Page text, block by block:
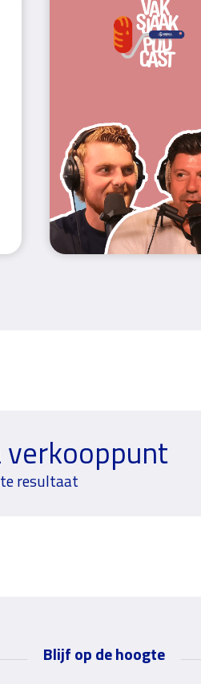
verkooppunt
resultaat
Blijf op de hoogte